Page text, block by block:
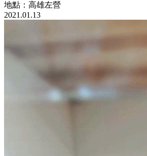
地點：高雄左營
2021.01.13